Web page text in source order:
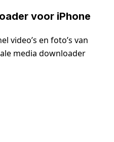
voor iPhone
video’s en foto’s van
media downloader